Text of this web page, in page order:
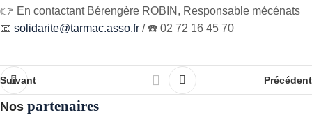
👉 En contactant Bérengère ROBIN, Responsable mécénats
📧 solidarite@tarmac.asso.fr / ☎️ 02 72 16 45 70
Suivant Précédent
Nos partenaires